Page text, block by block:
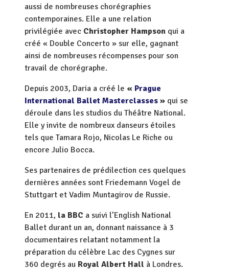
aussi de nombreuses chorégraphies
contemporaines. Elle a une relation
privilégiée avec Christopher Hampson qui a
créé « Double Concerto » sur elle, gagnant
ainsi de nombreuses récompenses pour son
travail de chorégraphe.
Depuis 2003, Daria a créé le « Prague
International Ballet Masterclasses » qui se
déroule dans les studios du Théâtre National.
Elle y invite de nombreux danseurs étoiles
tels que Tamara Rojo, Nicolas Le Riche ou
encore Julio Bocca.
Ses partenaires de prédilection ces quelques
dernières années sont Friedemann Vogel de
Stuttgart et Vadim Muntagirov de Russie.
En 2011, la BBC a suivi l’English National
Ballet durant un an, donnant naissance à 3
documentaires relatant notamment la
préparation du célèbre Lac des Cygnes sur
360 degrés au Royal Albert Hall à Londres.